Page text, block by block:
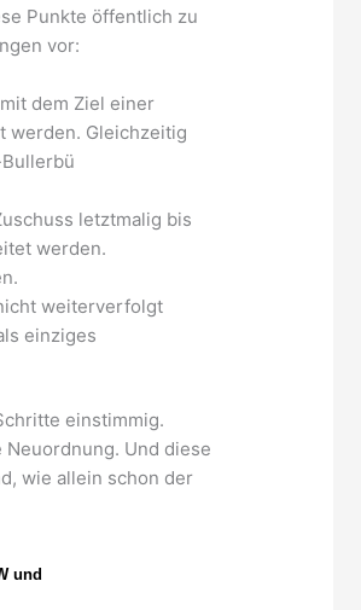
Punkte öffentlich zu
vor:
dem Ziel einer
werden. Gleichzeitig
letztmalig bis
werden.
weiterverfolgt
einziges
einstimmig.
Und diese
wie allein schon der
und